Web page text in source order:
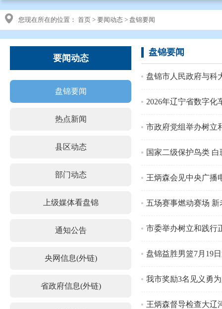
您现在所在的位置： 首页 > 要闻动态 > 盘锦要闻
要闻动态
盘锦要闻
热点新闻
县区动态
部门动态
上级媒体看盘锦
通知公告
央网信息(外链)
省政府信息(外链)
盘锦要闻
盘锦市人民政府与科
2026年辽宁省数字
市政府党组举办树立
国家二级保护鸟类
王炳森会见中央广播
五场赛事燃动赛场
市委举办树立和践行
盘锦益胜男篮7月19
我市奖励3名见义勇
王炳森督导检查大辽